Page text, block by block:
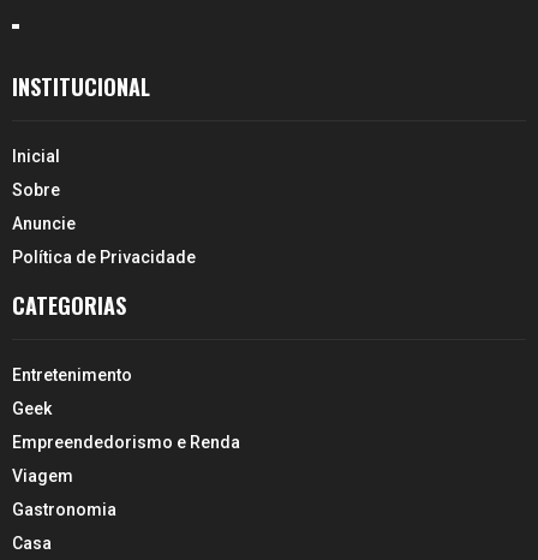
INSTITUCIONAL
Inicial
Sobre
Anuncie
Política de Privacidade
CATEGORIAS
Entretenimento
Geek
Empreendedorismo e Renda
Viagem
Gastronomia
Casa